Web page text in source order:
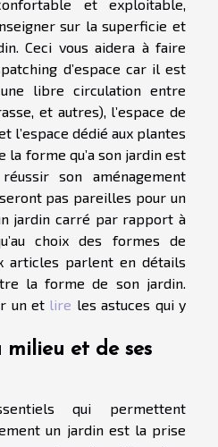
et exploitable,
sur la superficie et
Ceci vous aidera à faire
d’espace car il est
libre circulation entre
et autres), l’espace de
l’espace dédié aux plantes
la forme qu’a son jardin est
son aménagement
pas pareilles pour un
jardin carré par rapport à
choix des formes de
articles parlent en détails
la forme de son jardin.
un et lire les astuces qui y
milieu et de ses
qui permettent
un jardin est la prise